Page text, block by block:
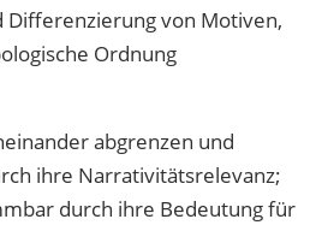
Differenzierung von Motiven,
Ordnung
abgrenzen und
ihre Narrativitätsrelevanz;
durch ihre Bedeutung für